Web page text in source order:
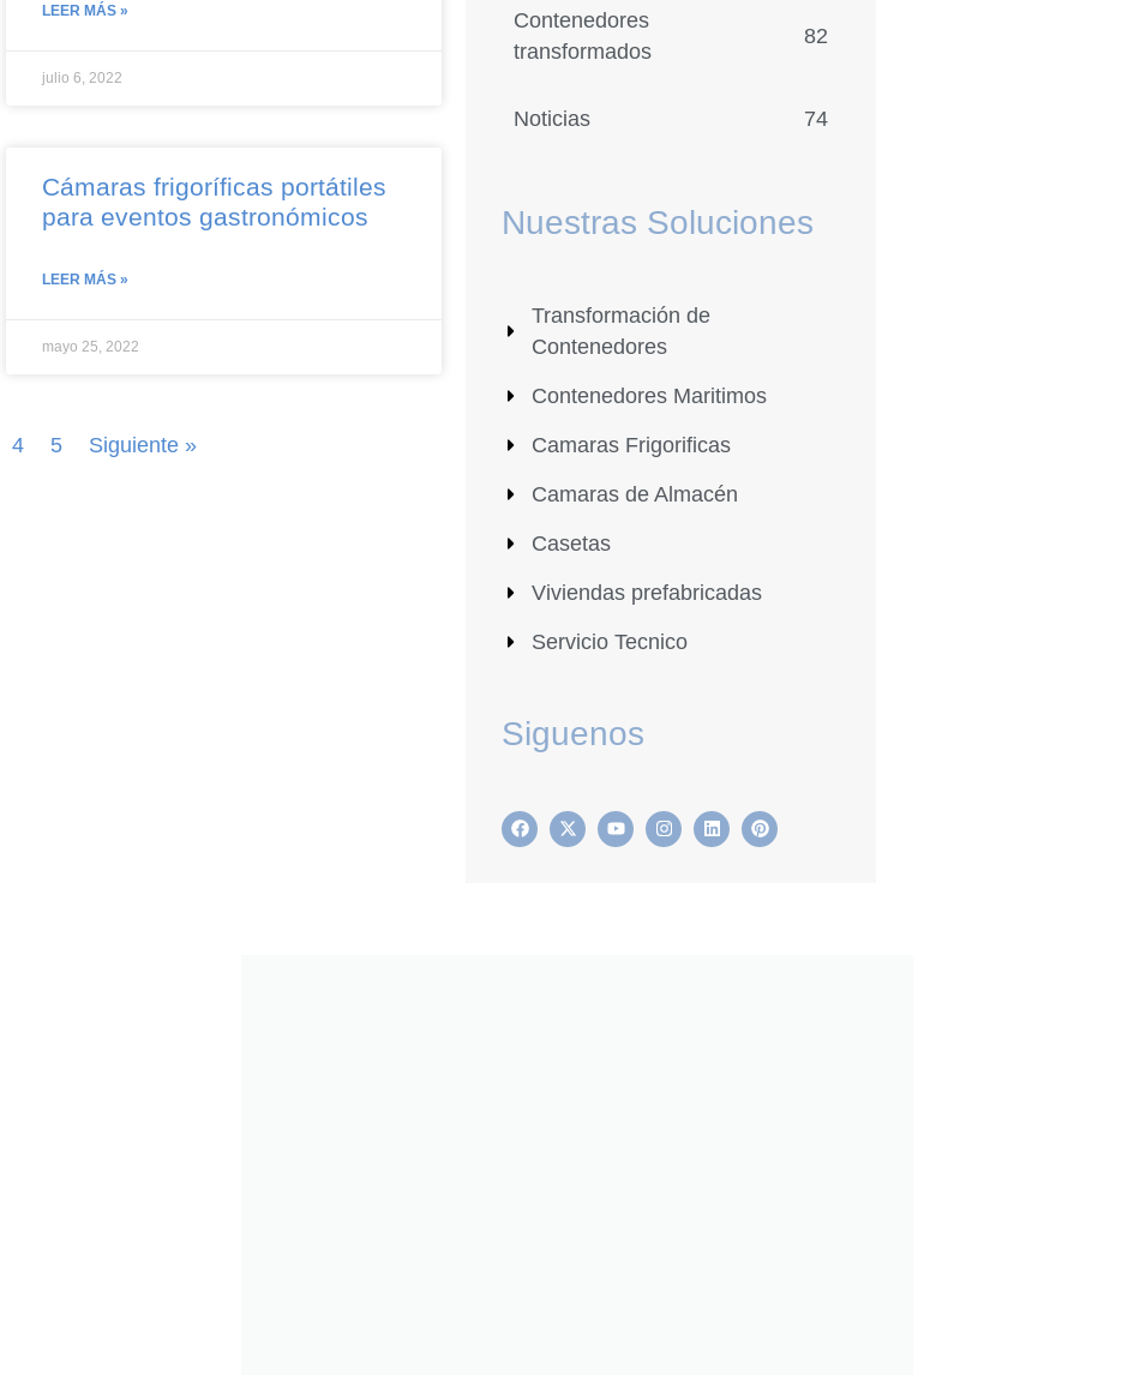
LEER MÁS »
julio 6, 2022
Cámaras frigoríficas portátiles
para eventos gastronómicos
LEER MÁS »
mayo 25, 2022
4 5 Siguiente »
Contenedores
transformados
82
Noticias 74
Nuestras Soluciones
Transformación de
Contenedores
Contenedores Maritimos
Camaras Frigorificas
Camaras de Almacén
Casetas
Viviendas prefabricadas
Servicio Tecnico
Siguenos